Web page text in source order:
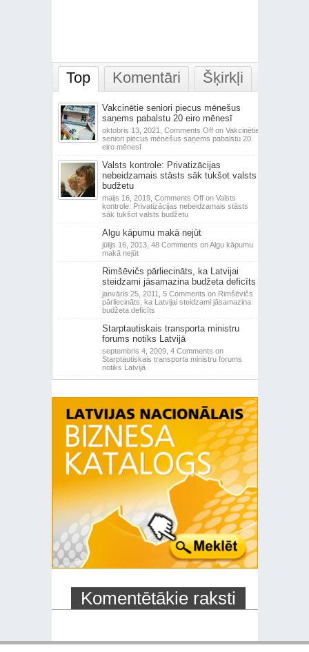
Top Komentāri Šķirkļi
Vakcinētie seniori piecus mēnešus
saņems pabalstu 20 eiro mēnesī
oktobris 13, 2021, Comments Offon Vakcinētie
seniori piecus mēnešus saņems pabalstu 20
eiro mēnesī
Valsts kontrole: Privatizācijas
nebeidzamais stāsts sāk tukšot valsts
budžetu
maijs 16, 2019, Comments Offon Valsts
kontrole: Privatizācijas nebeidzamais stāsts
sāk tukšot valsts budžetu
Algu kāpumu makā nejūt
jūlijs 16, 2013, 48 Comments on Algu kāpumu
makā nejūt
Rimšēvičs pārliecināts, ka Latvijai
steidzami jāsamazina budžeta deficīts
janvāris 25, 2011, 5 Comments on Rimšēvičs
pārliecināts, ka Latvijai steidzami jāsamazina
budžeta deficīts
Starptautiskais transporta ministru
forums notiks Latvijā
septembris 4, 2009, 4 Comments on
Starptautiskais transporta ministru forums
notiks Latvijā
Komentētākie raksti